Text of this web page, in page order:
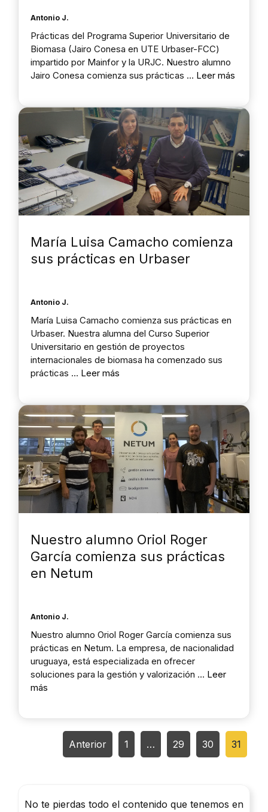
Antonio J.
Prácticas del Programa Superior Universitario de
Biomasa (Jairo Conesa en UTE Urbaser-FCC)
impartido por Mainfor y la URJC. Nuestro alumno
Jairo Conesa comienza sus prácticas … Leer más
María Luisa Camacho comienza
sus prácticas en Urbaser
Antonio J.
María Luisa Camacho comienza sus prácticas en
Urbaser. Nuestra alumna del Curso Superior
Universitario en gestión de proyectos
internacionales de biomasa ha comenzado sus
prácticas … Leer más
Nuestro alumno Oriol Roger
García comienza sus prácticas
en Netum
Antonio J.
Nuestro alumno Oriol Roger García comienza sus
prácticas en Netum. La empresa, de nacionalidad
uruguaya, está especializada en ofrecer
soluciones para la gestión y valorización … Leer
más
Anterior 1 … 29 30 31
No te pierdas todo el contenido que tenemos en